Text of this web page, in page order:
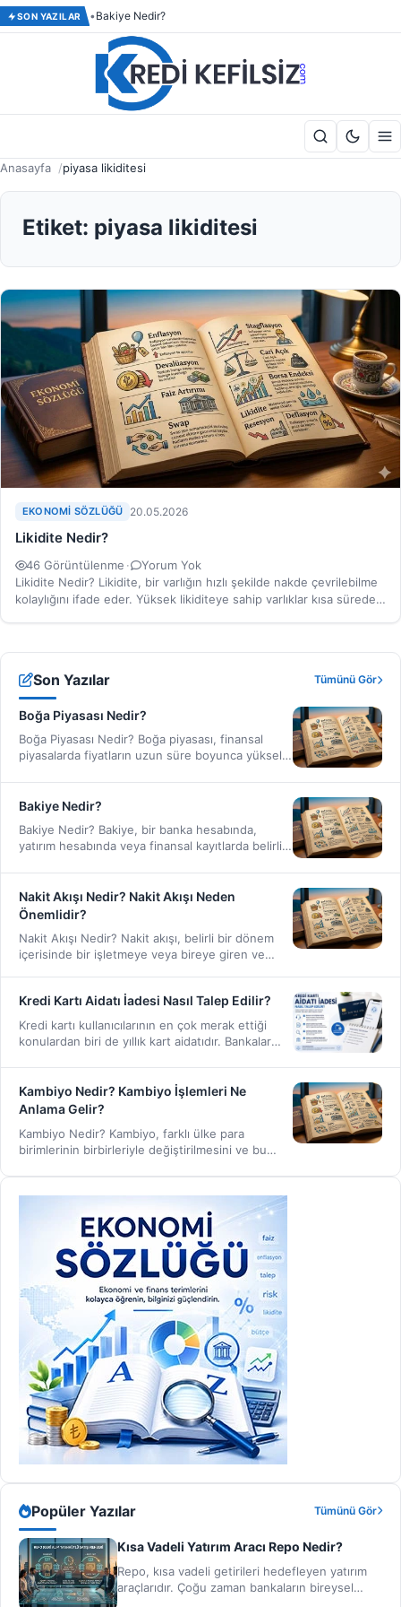
SON YAZILAR Bakiye Nedir?
Anasayfa piyasa likiditesi
Etiket: piyasa likiditesi
EKONOMI SÖZLÜĞÜ 20.05.2026
Likidite Nedir?
46 Görüntülenme ·
Yorum Yok
Likidite Nedir? Likidite, bir varlığın hızlı şekilde nakde çevrilebilme
kolaylığını ifade eder. Yüksek likiditeye sahip varlıklar kısa sürede…
Son Yazılar Tümünü Gör
Boğa Piyasası Nedir?
Boğa Piyasası Nedir? Boğa piyasası, finansal
piyasalarda fiyatların uzun süre boyunca yükseliş
Bakiye Nedir?
Bakiye Nedir? Bakiye, bir banka hesabında,
yatırım hesabında veya finansal kayıtlarda belirli
Nakit Akışı Nedir? Nakit Akışı Neden
Önemlidir?
Nakit Akışı Nedir? Nakit akışı, belirli bir dönem
içerisinde bir işletmeye veya bireye giren ve
Kredi Kartı Aidatı İadesi Nasıl Talep Edilir?
Kredi kartı kullanıcılarının en çok merak ettiği
konulardan biri de yıllık kart aidatıdır. Bankalar
Kambiyo Nedir? Kambiyo İşlemleri Ne
Anlama Gelir?
Kambiyo Nedir? Kambiyo, farklı ülke para
birimlerinin birbirleriyle değiştirilmesini ve bu
finansal…
Popüler Yazılar Tümünü Gör
Kısa Vadeli Yatırım Aracı Repo Nedir?
Repo, kısa vadeli getirileri hedefleyen yatırım
araçlarıdır. Çoğu zaman bankaların bireysel